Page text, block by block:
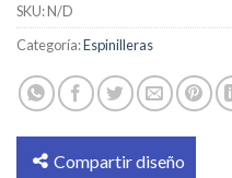
SKU:N/D
Categoría:Espinilleras
Compartir diseño